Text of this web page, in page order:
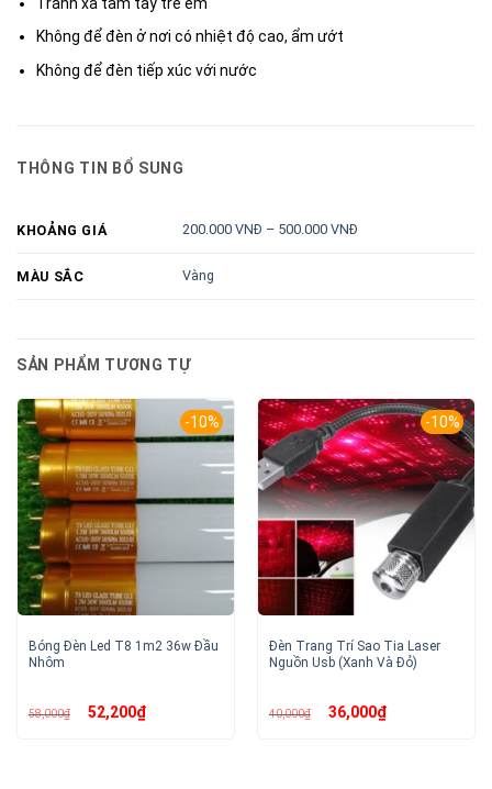
Không để đèn ở nơi có nhiệt độ cao, ẩm ướt
Không để đèn tiếp xúc với nước
THÔNG TIN BỔ SUNG
KHOẢNG GIÁ 200.000 VNĐ – 500.000 VNĐ
MÀU SẮC Vàng
SẢN PHẨM TƯƠNG TỰ
-10%
Bóng Đèn Led T8 1m2 36w Đầu
Nhôm
58,000₫ Giá
gốc
52,200₫Giá
-10%
Đèn Trang Trí Sao Tia Laser
Nguồn Usb (Xanh Và Đỏ)
40,000₫ Giá
gốc
36,000₫Giá